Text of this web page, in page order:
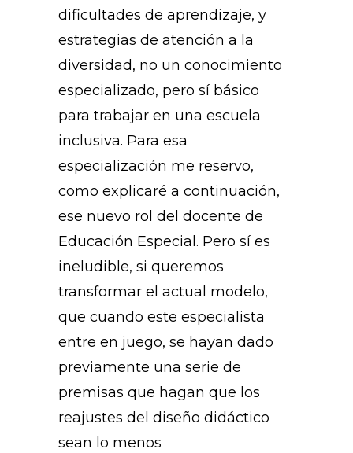
dificultades de aprendizaje, y
estrategias de atención a la
diversidad, no un conocimiento
especializado, pero sí básico
para trabajar en una escuela
inclusiva. Para esa
especialización me reservo,
como explicaré a continuación,
ese nuevo rol del docente de
Educación Especial. Pero sí es
ineludible, si queremos
transformar el actual modelo,
que cuando este especialista
entre en juego, se hayan dado
previamente una serie de
premisas que hagan que los
reajustes del diseño didáctico
sean lo menos